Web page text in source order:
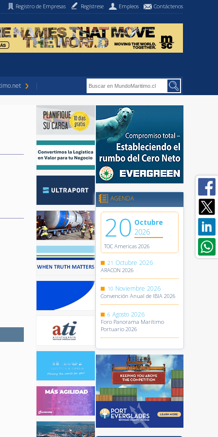
Registro de Empresas Regístrese Empleos Contáctenos
AGENDA
20 Octubre
2026
TOC Americas 2026
21 Octubre 2026
ARACON 2026
10 Noviembre 2026
Convención Anual de IBIA 2026
6 Agosto 2026
Foro Panorama Marítimo
Portuario 2026